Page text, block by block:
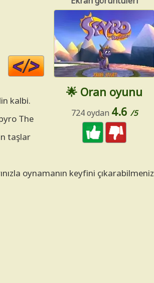
🌟 Oran oyunu
724 oydan 4.6 /5
Code
HTML
kalbi.
The
taşlar
oynamanın keyfini çıkarabilmeniz